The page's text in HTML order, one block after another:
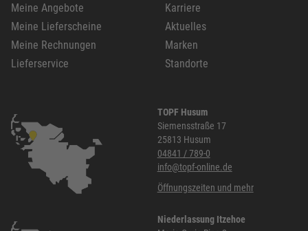
Meine Angebote
Meine Lieferscheine
Meine Rechnungen
Lieferservice
Karriere
Aktuelles
Marken
Standorte
TOPF Husum
Siemensstraße 17
25813 Husum
04841 / 789-0
info@topf-online.de
Öffnungszeiten und mehr
Niederlassung Itzehoe